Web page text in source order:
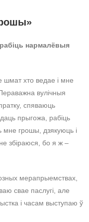
нармалёвыя
шмат хто ведае і мне
вулічныя
спяваюць
прыгожа, рабіць
мне грошы, дзякуюць і
збіраюся, бо я ж –
мерапрыемствах,
свае паслугі, але
і часам выступаю ў